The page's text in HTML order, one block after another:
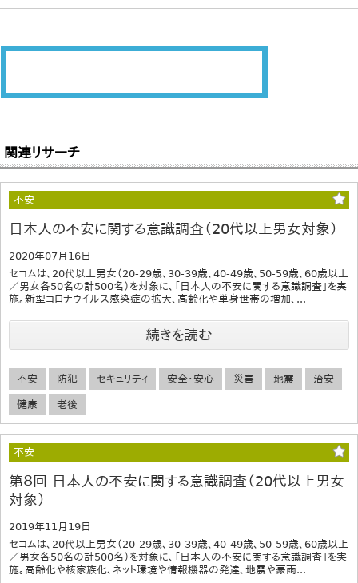
関連リサーチ
不安
日本人の不安に関する意識調査（20代以上男女対象）
2020年07月16日
セコムは、20代以上男女（20-29歳、30-39歳、40-49歳、50-59歳、60歳以上
／男女各50名の計500名）を対象に、「日本人の不安に関する意識調査」を実
施。新型コロナウイルス感染症の拡大、高齢化や単身世帯の増加、...
続きを読む
不安 防犯 セキュリティ 安全・安心 災害 地震 治安
健康 老後
不安
第８回 日本人の不安に関する意識調査（20代以上男女
対象）
2019年11月19日
セコムは、20代以上男女（20-29歳、30-39歳、40-49歳、50-59歳、60歳以上
／男女各50名の計500名）を対象に、「日本人の不安に関する意識調査」を実
施。高齢化や核家族化、ネット環境や情報機器の発達、地震や豪雨...